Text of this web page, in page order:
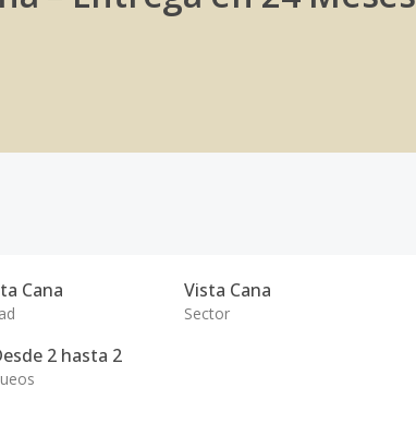
Cana Vista Cana
Sector
2 hasta 2